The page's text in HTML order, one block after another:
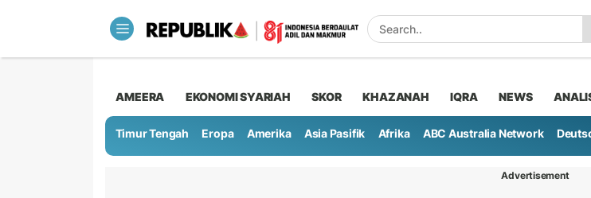
AMEERA EKONOMI SYARIAH SKOR KHAZANAH IQRA NEWS
Timur Tengah Eropa Amerika Asia Pasifik Afrika ABC Australia Network
Advertisement